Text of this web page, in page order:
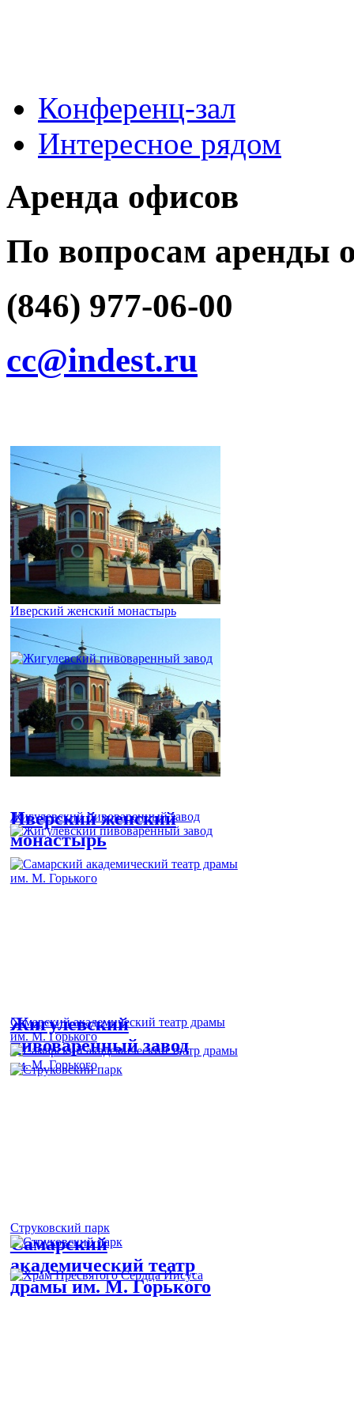
Конференц-зал
Интересное рядом
Аренда офисов
По вопросам аренды
(846) 977-06-00
cc@indest.ru
Иверский женский монастырь
Иверский женский
монастырь
Жигулевский пивоваренный завод
Жигулевский
пивоваренный завод
Самарский академический театр драмы
им. М. Горького
Самарский
академический театр
драмы им. М. Горького
Струковский парк